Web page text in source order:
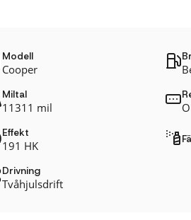
Modell
Cooper
Miltal
11311 mil
Effekt
191 HK
Drivning
Tvåhjulsdrift